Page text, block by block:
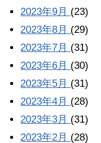
2023年9月 (23)
2023年8月 (29)
2023年7月 (31)
2023年6月 (30)
2023年5月 (31)
2023年4月 (28)
2023年3月 (31)
2023年2月 (28)